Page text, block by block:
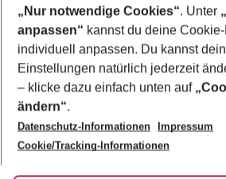
Footer
Footer navigation
Über uns
AGB
Bestpreisgarantie
Cookie-Einstellungen ändern
Cookie-Richtlinie
Agenturbetreuung
Barrierefreies Reisen
Folge uns
„Nur notwendige Cookies“. Unter
anpassen“ kannst du deine
individuell anpassen. Du kannst
Einstellungen natürlich jederzeit
– klicke dazu einfach unten auf
ändern“.
Datenschutz-Informationen
Impressum
Cookie/Tracking-Informationen